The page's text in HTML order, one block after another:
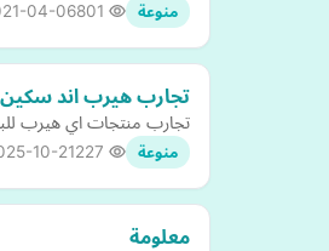
منوعة 04-06
تجارب هيرب اند سكين
تجارب منتجات اي هيرب
منوعة 10-21
معلومة